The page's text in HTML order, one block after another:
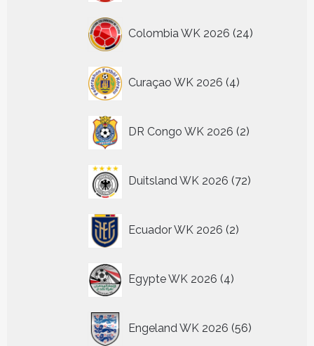
Colombia WK 2026 24
producten
Curaçao WK 2026 4
producten
DR Congo WK 2026 2
producten
Duitsland WK 2026 72
producten
Ecuador WK 2026 2
producten
Egypte WK 2026 4
producten
Engeland WK 2026 56
producten